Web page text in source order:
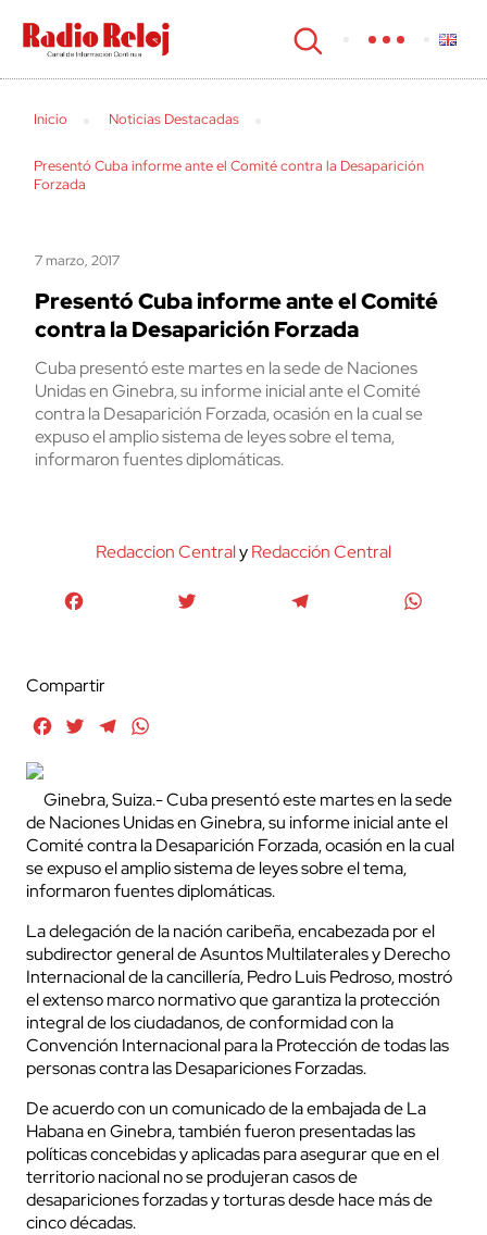
cerrar
Inicio Noticias Destacadas
Presentó Cuba informe ante el Comité contra la Desaparición
Forzada
7 marzo, 2017
Presentó Cuba informe ante el Comité
contra la Desaparición Forzada
Cuba presentó este martes en la sede de Naciones
Unidas en Ginebra, su informe inicial ante el Comité
contra la Desaparición Forzada, ocasión en la cual se
expuso el amplio sistema de leyes sobre el tema,
informaron fuentes diplomáticas.
Redaccion CentralyRedacción Central
Compartir
FacebookTwitterTelegram
Ginebra, Suiza.- Cuba presentó este martes en la sede
de Naciones Unidas en Ginebra, su informe inicial ante el
Comité contra la Desaparición Forzada, ocasión en la cual
se expuso el amplio sistema de leyes sobre el tema,
informaron fuentes diplomáticas.
La delegación de la nación caribeña, encabezada por el
subdirector general de Asuntos Multilaterales y Derecho
Internacional de la cancillería, Pedro Luis Pedroso, mostró
el extenso marco normativo que garantiza la protección
integral de los ciudadanos, de conformidad con la
Convención Internacional para la Protección de todas las
personas contra las Desapariciones Forzadas.
De acuerdo con un comunicado de la embajada de La
Habana en Ginebra, también fueron presentadas las
políticas concebidas y aplicadas para asegurar que en el
territorio nacional no se produjeran casos de
desapariciones forzadas y torturas desde hace más de
cinco décadas.